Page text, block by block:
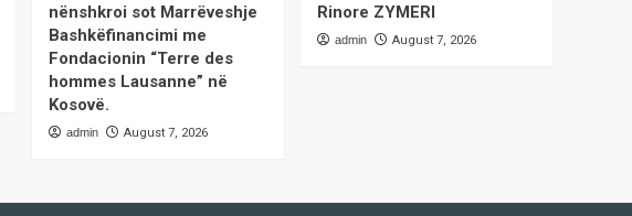
nënshkroi sot Marrëveshje
Bashkëfinancimi me
Fondacionin “Terre des
hommes Lausanne” në
Kosovë.
admin August 7, 2026
Rinore ZYMERI
admin August 7, 2026